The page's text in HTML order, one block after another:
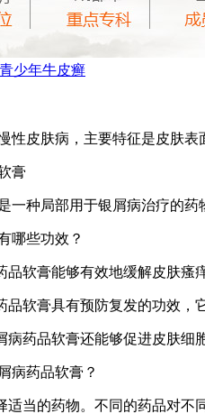
青少年牛皮癣
性皮肤病，主要特征是皮肤
膏
一种局部用于银屑病治疗的
哪些功效？
品软膏能够有效地缓解皮肤瘙
品软膏具有预防复发的功效，
病药品软膏还能够促进皮肤细
病药品软膏？
适当的药物。不同的药品对不